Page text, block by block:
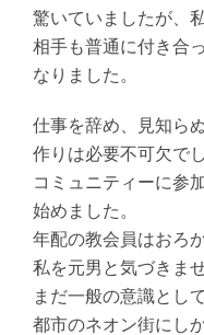
驚いていましたが、
相手も普通に付き合
なりました。
仕事を辞め、見知ら
作りは必要不可欠でし
コミュニティーに参
始めました。
年配の教会員はおろ
私を元男と気づきませ
まだ一般の意識とし
都市のネオン街にし